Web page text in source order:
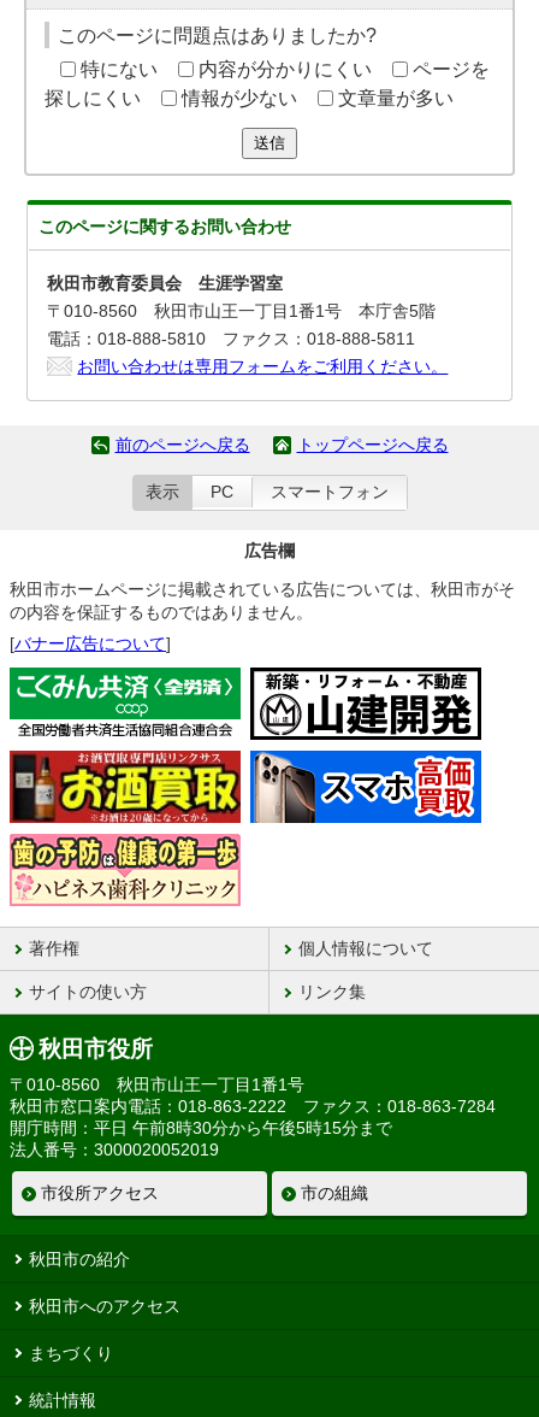
このページに問題点はありましたか?
特にない
内容が分かりにくい
ページを
探しにくい
情報が少ない 文章量が多い
送信
このページに関するお問い合わせ
秋田市教育委員会 生涯学習室
〒010-8560 秋田市山王一丁目1番1号 本庁舎5階
電話：018-888-5810 ファクス：018-888-5811
お問い合わせは専用フォームをご利用ください。
前のページへ戻る トップページへ戻る
表示 PC スマートフォン
広告欄
秋田市ホームページに掲載されている広告については、秋田市がそ
の内容を保証するものではありません。
[バナー広告について]
著作権 個人情報について
サイトの使い方 リンク集
秋田市役所
〒010-8560 秋田市山王一丁目1番1号
秋田市窓口案内電話：018-863-2222 ファクス：018-863-7284
開庁時間：平日 午前8時30分から午後5時15分まで
法人番号：3000020052019
市役所アクセス 市の組織
秋田市の紹介
秋田市へのアクセス
まちづくり
統計情報